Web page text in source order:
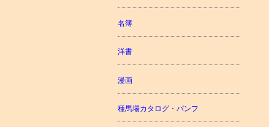
名簿
洋書
漫画
種馬場カタログ・パンフ